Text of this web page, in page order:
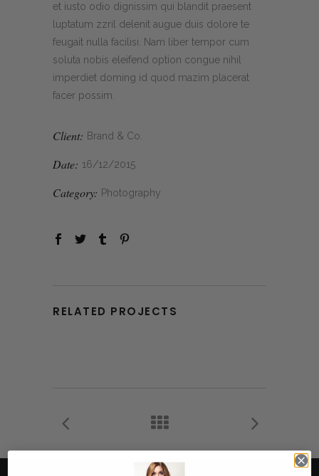
et iusto odio dignissim qui blandit praesent
luptatum zzril delenit augue duis dolore te
feugait nulla facilisi. Nam liber tempor cum
soluta nobis eleifend option congue nihil
imperdiet doming id quod mazim placerat
facer possim.
Client: Brand & Co.
Date: 16/12/2015
Category: Photography
RELATED PROJECTS